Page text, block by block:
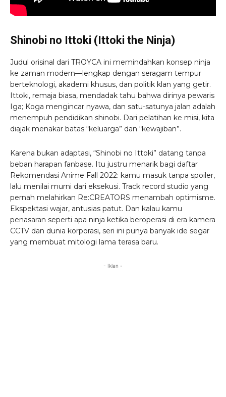
Shinobi no Ittoki (Ittoki the Ninja)
Judul orisinal dari TROYCA ini memindahkan konsep ninja
ke zaman modern—lengkap dengan seragam tempur
berteknologi, akademi khusus, dan politik klan yang getir.
Ittoki, remaja biasa, mendadak tahu bahwa dirinya pewaris
Iga; Koga mengincar nyawa, dan satu-satunya jalan adalah
menempuh pendidikan shinobi. Dari pelatihan ke misi, kita
diajak menakar batas “keluarga” dan “kewajiban”.
Karena bukan adaptasi, “Shinobi no Ittoki” datang tanpa
beban harapan fanbase. Itu justru menarik bagi daftar
Rekomendasi Anime Fall 2022: kamu masuk tanpa spoiler,
lalu menilai murni dari eksekusi. Track record studio yang
pernah melahirkan Re:CREATORS menambah optimisme.
Ekspektasi wajar, antusias patut. Dan kalau kamu
penasaran seperti apa ninja ketika beroperasi di era kamera
CCTV dan dunia korporasi, seri ini punya banyak ide segar
yang membuat mitologi lama terasa baru.
- Iklan -